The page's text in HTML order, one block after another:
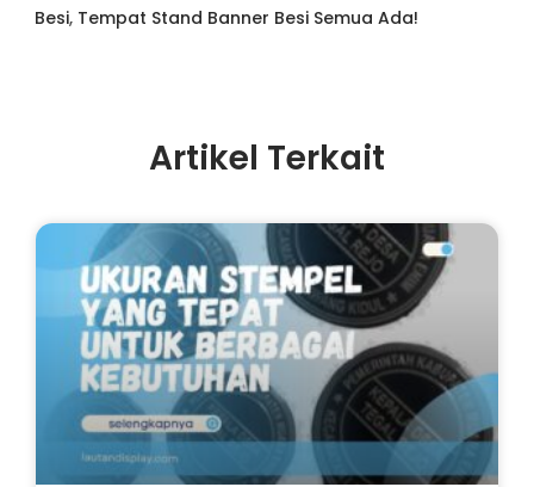
Besi, Tempat Stand Banner Besi Semua Ada!
Artikel Terkait